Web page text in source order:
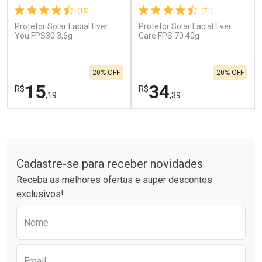
Ativar Desconto
Por R$ 137,66/cada
Ativar Desconto
(15)
Protetor Solar Labial Ever
You FPS30 3,6g
R$15,19
20% OFF
Laboratório
Por Menos
(71)
Protetor Solar Facial Ever
Care FPS 70 40g
R$34,39
20% OFF
Laboratório
Por Menos
Cadastre-se para receber novidades
Receba as melhores ofertas e super descontos
exclusivos!
Nome